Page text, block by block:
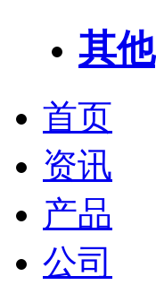
其他
首页
资讯
产品
公司